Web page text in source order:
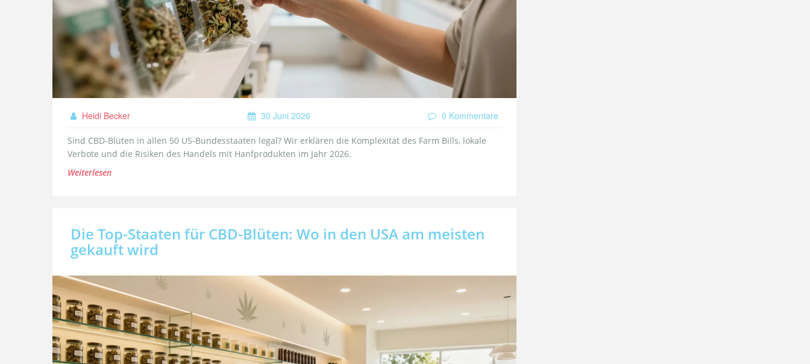
Heidi Becker 30 Juni 2026 0 Kommentare
Sind CBD-Blüten in allen 50 US-Bundesstaaten legal? Wir erklären die Komplexität des Farm Bills, lokale
Verbote und die Risiken des Handels mit Hanfprodukten im Jahr 2026.
Weiterlesen
Die Top-Staaten für CBD-Blüten: Wo in den USA am meisten
gekauft wird